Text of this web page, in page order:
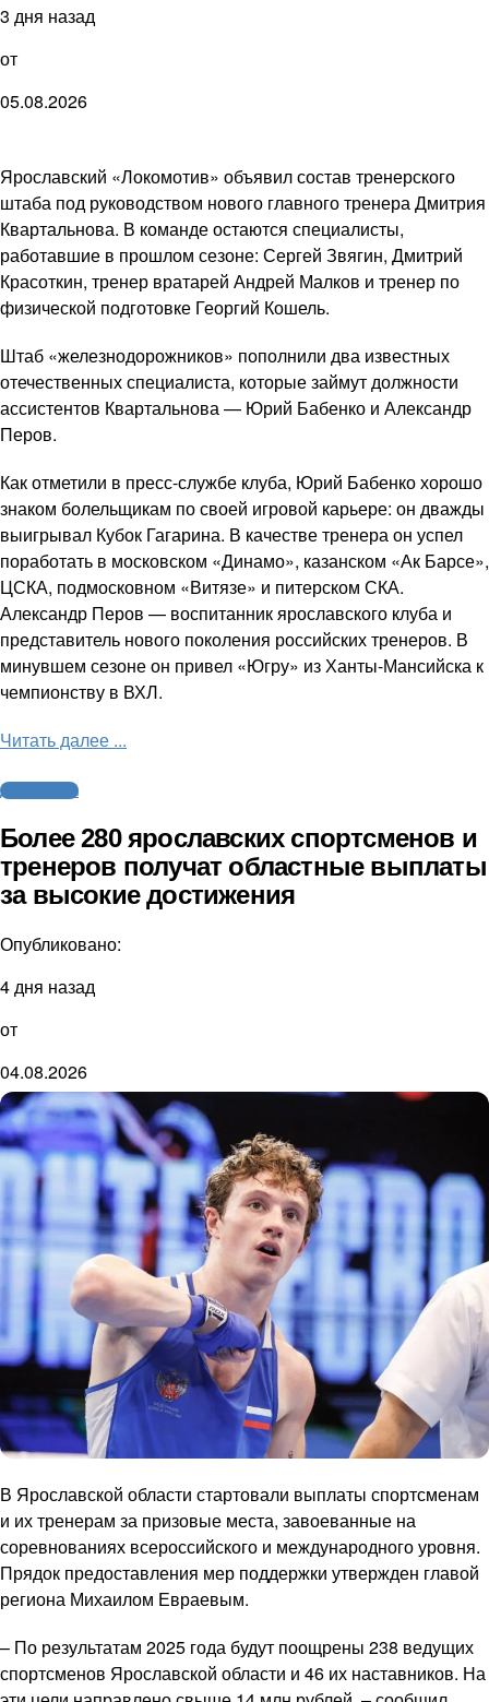
3 дня назад
от
05.08.2026
Ярославский «Локомотив» объявил состав тренерского
штаба под руководством нового главного тренера Дмитрия
Квартальнова. В команде остаются специалисты,
работавшие в прошлом сезоне: Сергей Звягин, Дмитрий
Красоткин, тренер вратарей Андрей Малков и тренер по
физической подготовке Георгий Кошель.
Штаб «железнодорожников» пополнили два известных
отечественных специалиста, которые займут должности
ассистентов Квартальнова — Юрий Бабенко и Александр
Перов.
Как отметили в пресс-службе клуба, Юрий Бабенко хорошо
знаком болельщикам по своей игровой карьере: он дважды
выигрывал Кубок Гагарина. В качестве тренера он успел
поработать в московском «Динамо», казанском «Ак Барсе»,
ЦСКА, подмосковном «Витязе» и питерском СКА.
Александр Перов — воспитанник ярославского клуба и
представитель нового поколения российских тренеров. В
минувшем сезоне он привел «Югру» из Ханты-Мансийска к
чемпионству в ВХЛ.
Читать далее ...
Другие виды
Более 280 ярославских спортсменов и
тренеров получат областные выплаты
за высокие достижения
Опубликовано:
4 дня назад
от
04.08.2026
В Ярославской области стартовали выплаты спортсменам
и их тренерам за призовые места, завоеванные на
соревнованиях всероссийского и международного уровня.
Прядок предоставления мер поддержки утвержден главой
региона Михаилом Евраевым.
– По результатам 2025 года будут поощрены 238 ведущих
спортсменов Ярославской области и 46 их наставников. На